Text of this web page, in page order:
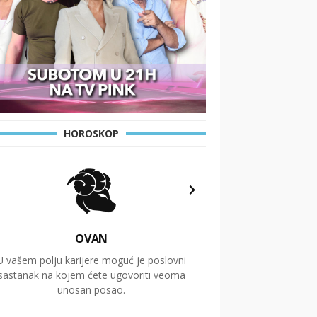
HOROSKOP
OVAN
vašem polju karijere moguć je poslovni
na kojem ćete ugovoriti veoma
unosan posao.